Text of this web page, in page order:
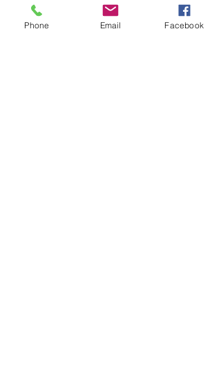
Phone Email Facebook